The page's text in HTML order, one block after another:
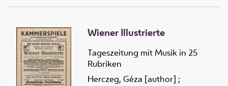
Wiener Illustrierte
Tageszeitung mit Musik in 25
Rubriken
Herczeg, Géza [author] ;